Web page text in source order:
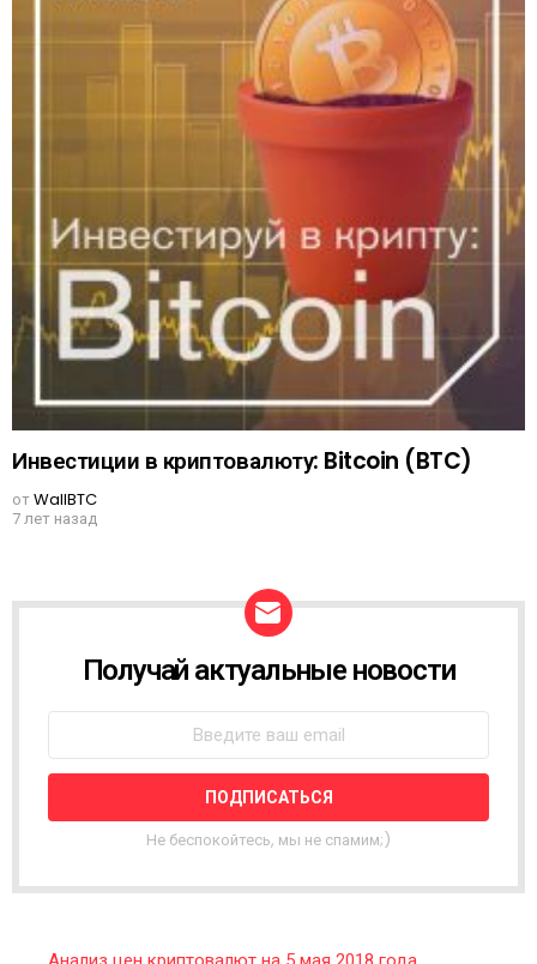
Инвестиции в криптовалюту: Bitcoin (BTC)
отWallBTC
7 лет назад
W
L
E
T
R
Получай актуальные новости
Не беспокойтесь, мы не спамим;)